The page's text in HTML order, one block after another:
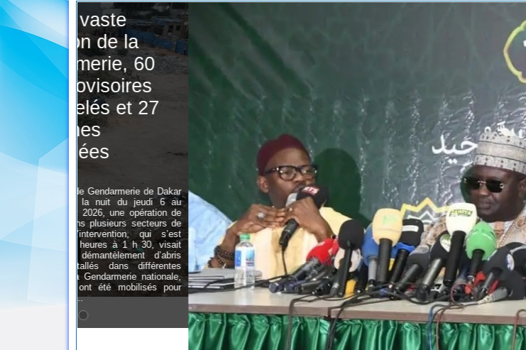
60
1 h 30, visait
du
des
le
08/08/2026
Les
Gamou de
naissance
(PSL), vont
semaines de
prévu dans
prochain, un
ce samedi 8
l’endroit des
Serigne